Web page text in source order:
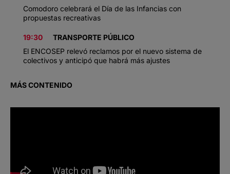
Comodoro celebrará el Día de las Infancias con
propuestas recreativas
19:30
TRANSPORTE PÚBLICO
El ENCOSEP relevó reclamos por el nuevo sistema de
colectivos y anticipó que habrá más ajustes
MÁS CONTENIDO